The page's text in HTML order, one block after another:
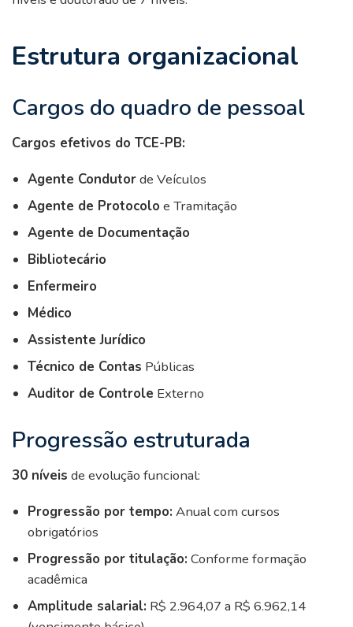
Estrutura organizacional
Cargos do quadro de pessoal
Cargos efetivos do TCE-PB:
Agente Condutorde Veículos
Agente de Protocolo e Tramitação
Agente de Documentação
Bibliotecário
Enfermeiro
Médico
Assistente Jurídico
Técnico de Contas Públicas
Auditor de Controle Externo
Progressão estruturada
30 níveis de evolução funcional:
Progressão por tempo: Anual com cursos
obrigatórios
Progressão por titulação: Conforme formação
acadêmica
Amplitude salarial: R$ 2.964,07 a R$ 6.962,14